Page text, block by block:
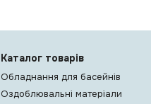
Каталог товарів
Обладнання для басейнів
Оздоблювальні матеріали